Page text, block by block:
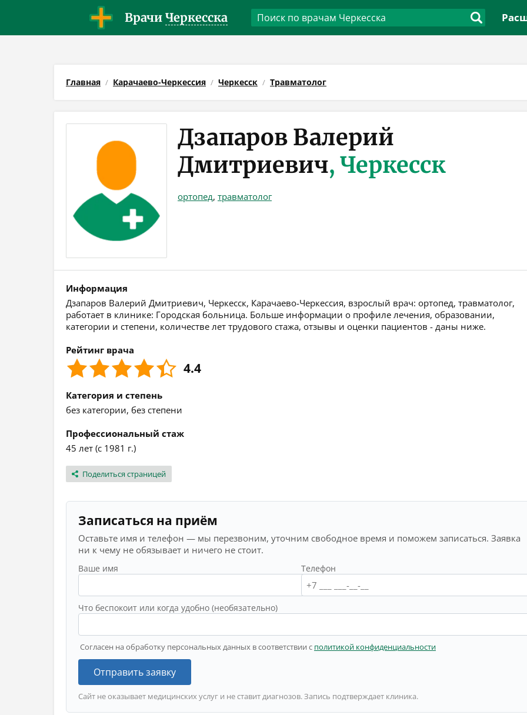
Врачи Черкесска
Главная Карачаево-Черкессия Черкесск Травматолог
Дзапаров Валерий
Дмитриевич, Черкесск
ортопед, травматолог
Информация
Дзапаров Валерий Дмитриевич, Черкесск, Карачаево-Черкессия, взрослый врач: ортопед, травматолог,
работает в клинике: Городская больница. Больше информации о профиле лечения, образовании,
категории и степени, количестве лет трудового стажа, отзывы и оценки пациентов - даны ниже.
Рейтинг врача
4.4
Категория и степень
без категории, без степени
Профессиональный стаж
45 лет (с 1981 г.)
Поделиться страницей
Записаться на приём
Оставьте имя и телефон — мы перезвоним, уточним свободное время и поможем записаться. Заявка
ни к чему не обязывает и ничего не стоит.
Ваше имя Телефон
Что беспокоит или когда удобно (необязательно)
Согласен на обработку персональных данных в соответствии с политикой конфиденциальности
Отправить заявку
Сайт не оказывает медицинских услуг и не ставит диагнозов. Запись подтверждает клиника.